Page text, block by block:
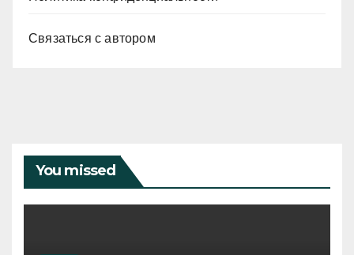
Связаться с автором
You missed